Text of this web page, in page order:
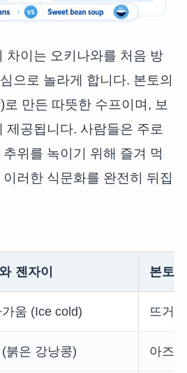
차이는 오키나와를 처음 방
으로 놀라게 합니다. 본토의
만든 따뜻한 수프이며, 보
제공됩니다. 사람들은 주로
위를 녹이기 위해 즐겨 먹
러한 식문화를 완전히 뒤집
젠자이 본토
움 (Ice cold) 뜨거움
붉은 강낭콩) 아즈